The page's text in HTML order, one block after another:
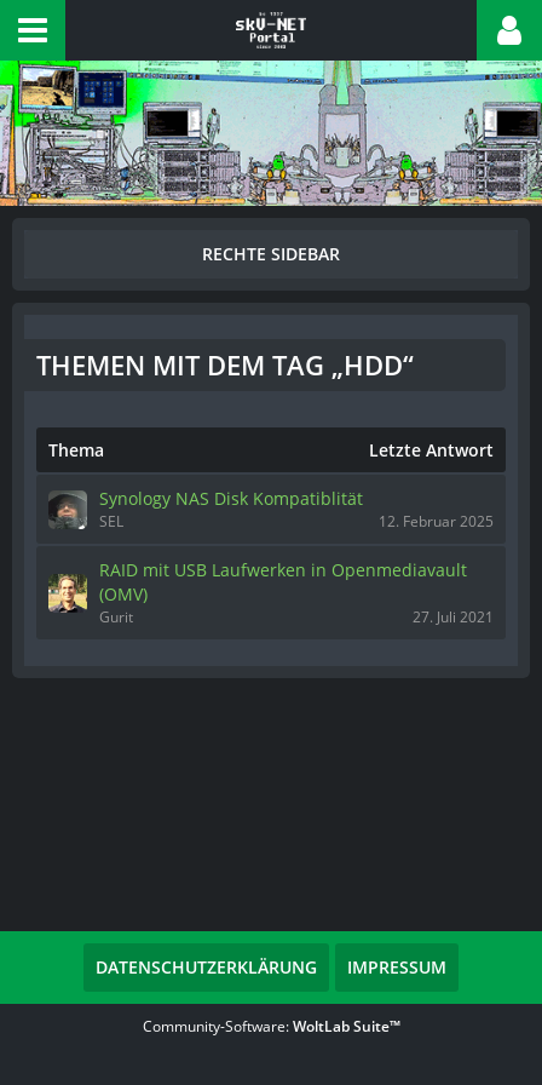
THEMEN MIT DEM TAG „HDD“
Thema Letzte Antwort
Synology NAS Disk Kompatiblität
SEL 12. Februar 2025
RAID mit USB Laufwerken in Openmediavault
(OMV)
Gurit 27. Juli 2021
DATENSCHUTZERKLÄRUNG IMPRESSUM
Community-Software:WoltLab Suite™